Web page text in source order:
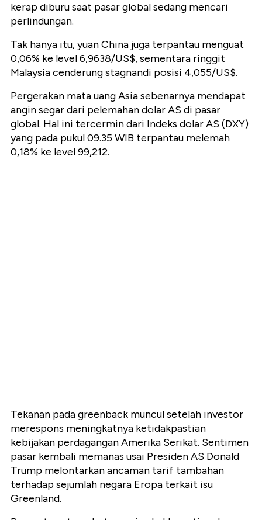
kerap diburu saat pasar global sedang mencari
perlindungan.
Tak hanya itu, yuan China juga terpantau menguat
0,06% ke level 6,9638/US$, sementara ringgit
Malaysia cenderung stagnandi posisi 4,055/US$.
Pergerakan mata uang Asia sebenarnya mendapat
angin segar dari pelemahan dolar AS di pasar
global. Hal ini tercermin dari Indeks dolar AS (DXY)
yang pada pukul 09.35 WIB terpantau melemah
0,18% ke level 99,212.
Tekanan pada greenback muncul setelah investor
merespons meningkatnya ketidakpastian
kebijakan perdagangan Amerika Serikat. Sentimen
pasar kembali memanas usai Presiden AS Donald
Trump melontarkan ancaman tarif tambahan
terhadap sejumlah negara Eropa terkait isu
Greenland.